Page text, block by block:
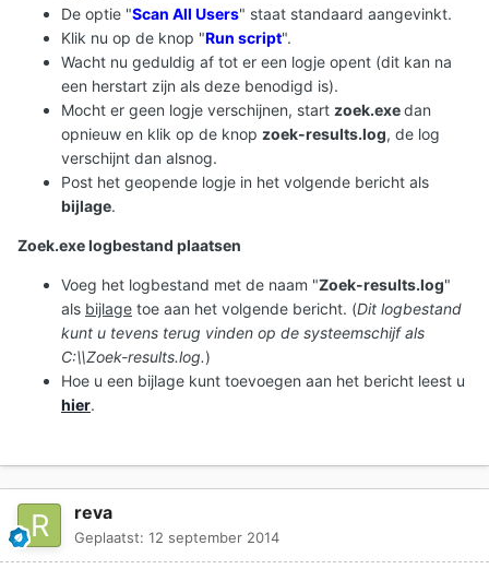
De optie "Scan All Users" staat standaard aangevinkt.
Klik nu op de knop "Run script".
Wacht nu geduldig af tot er een logje opent (dit kan na
een herstart zijn als deze benodigd is).
Mocht er geen logje verschijnen, start zoek.exedan
opnieuw en klik op de knop zoek-results.log, de log
verschijnt dan alsnog.
Post het geopende logje in het volgende bericht als
bijlage.
Zoek.exe logbestand plaatsen
Voeg het logbestand met de naam "Zoek-results.log"
als bijlage toe aan het volgende bericht. (Dit logbestand
kunt u tevens terug vinden op de systeemschijf als
C:\\Zoek-results.log.)
Hoe u een bijlage kunt toevoegen aan het bericht leest u
hier.
reva
Geplaatst: 12 september 2014